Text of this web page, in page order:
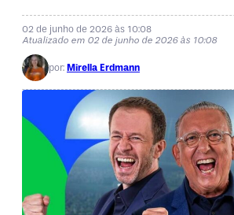
02 de junho de 2026 às 10:08
Atualizado em 02 de junho de 2026 às 10:08
por: Mirella Erdmann